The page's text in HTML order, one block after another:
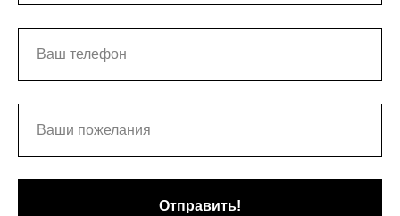
Отправить!